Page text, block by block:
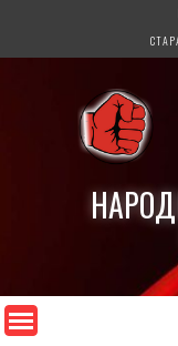
содержимому